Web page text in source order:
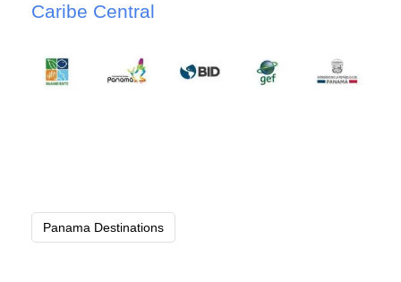
Caribe Central
Panama Destinations